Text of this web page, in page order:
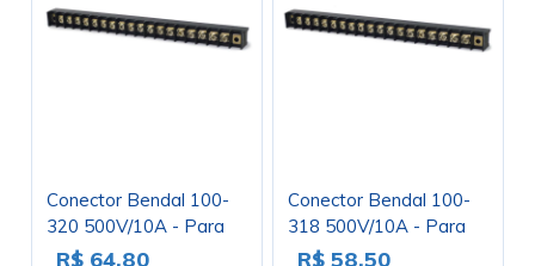
Conector Bendal 100-
320 500V/10A - Para
uso com Terminais
R$ 64,80
Conector Bendal 100-
318 500V/10A - Para
uso com Terminais
R$ 58,50